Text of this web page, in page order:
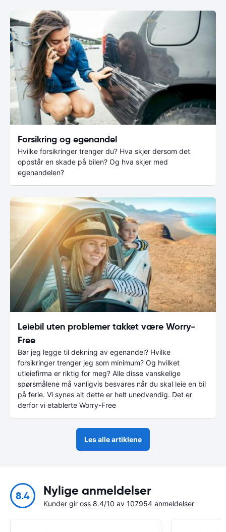
Forsikring og egenandel
Hvilke forsikringer trenger du? Hva skjer dersom det
oppstår en skade på bilen? Og hva skjer med
egenandelen?
Leiebil uten problemer takket være Worry-
Free
Bør jeg legge til dekning av egenandel? Hvilke
forsikringer trenger jeg som minimum? Og hvilket
utleiefirma er riktig for meg? Alle disse vanskelige
spørsmålene må vanligvis besvares når du skal leie en bil
på ferie. Vi synes alt dette er helt unødvendig. Det er
derfor vi etablerte Worry-Free
Les alle artiklene
8.4 Nylige anmeldelser
Kunder gir oss 8.4/10 av 107954 anmeldelser